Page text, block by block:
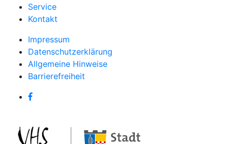
Service
Kontakt
Impressum
Datenschutzerklärung
Allgemeine Hinweise
Barrierefreiheit